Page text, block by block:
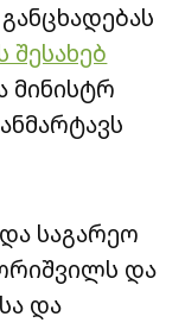
შესახებ
მინისტრ
საგარეო
და
და